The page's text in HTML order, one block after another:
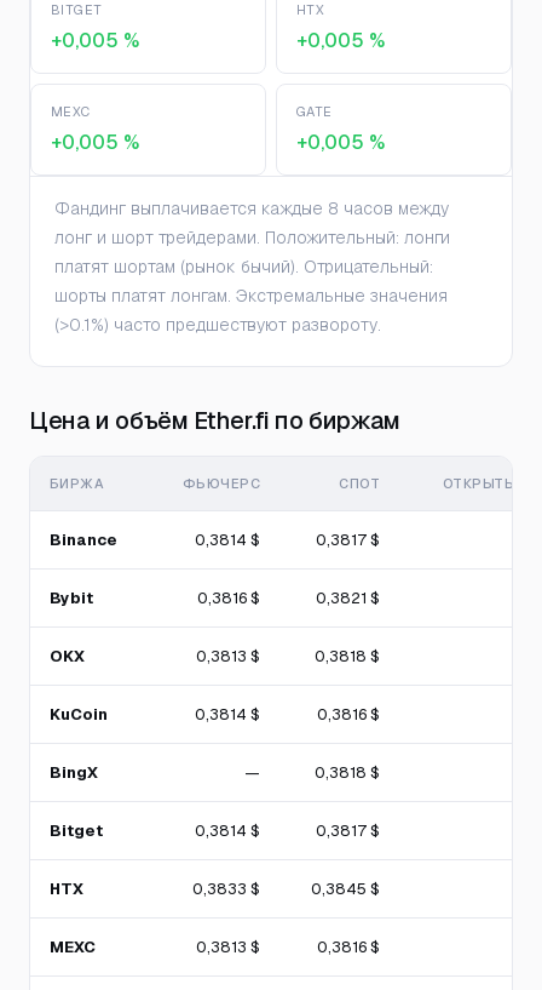
BITGET
+0,005 %
HTX
+0,005 %
MEXC
+0,005 %
GATE
+0,005 %
Фандинг выплачивается каждые 8 часов между
лонг и шорт трейдерами. Положительный: лонги
платят шортам (рынок бычий). Отрицательный:
шорты платят лонгам. Экстремальные значения
(>0.1%) часто предшествуют развороту.
Цена и объём Ether.fi по биржам
БИРЖА ФЬЮЧЕРС СПОТ ОТКРЫТЫЙ
Binance 0,3814 $ 0,3817 $
Bybit 0,3816 $ 0,3821 $
OKX 0,3813 $ 0,3818 $
KuCoin 0,3814 $ 0,3816 $
BingX — 0,3818 $
Bitget 0,3814 $ 0,3817 $
HTX 0,3833 $ 0,3845 $
MEXC 0,3813 $ 0,3816 $